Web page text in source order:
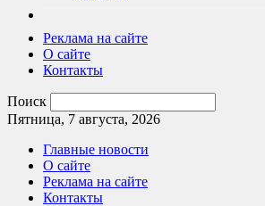
Реклама на сайте
О сайте
Контакты
Поиск
Пятница, 7 августа, 2026
Главные новости
О сайте
Реклама на сайте
Контакты